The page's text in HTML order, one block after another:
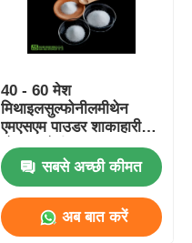
40 - 60 मेश
मिथाइलसुल्फोनीलमीथेन
एमएसएम पाउडर शाकाहारी
भोजन श्रेणी
सबसे अच्छी कीमत
अब बात करें